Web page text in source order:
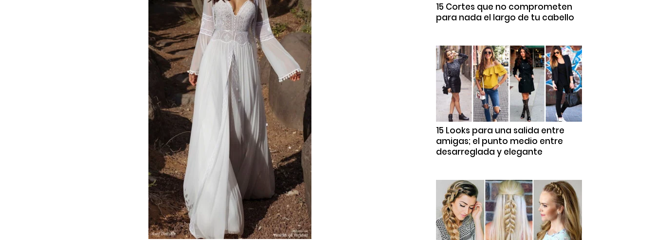
15 Cortes que no comprometen
para nada el largo de tu cabello
15 Looks para una salida entre
amigas; el punto medio entre
desarreglada y elegante